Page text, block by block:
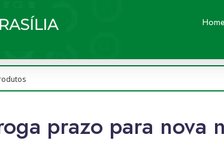
Home
prazo para nova